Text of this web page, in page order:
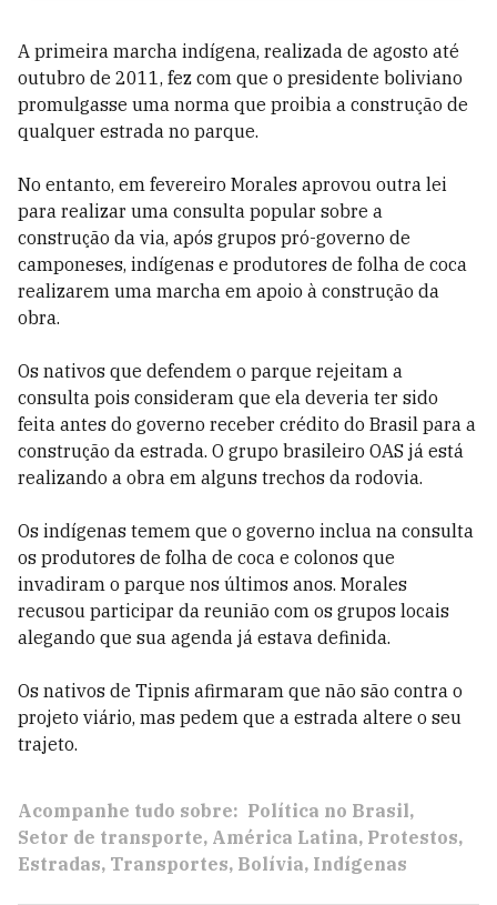
A primeira marcha indígena, realizada de agosto até
outubro de 2011, fez com que o presidente boliviano
promulgasse uma norma que proibia a construção de
qualquer estrada no parque.
No entanto, em fevereiro Morales aprovou outra lei
para realizar uma consulta popular sobre a
construção da via, após grupos pró-governo de
camponeses, indígenas e produtores de folha de coca
realizarem uma marcha em apoio à construção da
obra.
Os nativos que defendem o parque rejeitam a
consulta pois consideram que ela deveria ter sido
feita antes do governo receber crédito do Brasil para a
construção da estrada. O grupo brasileiro OAS já está
realizando a obra em alguns trechos da rodovia.
Os indígenas temem que o governo inclua na consulta
os produtores de folha de coca e colonos que
invadiram o parque nos últimos anos. Morales
recusou participar da reunião com os grupos locais
alegando que sua agenda já estava definida.
Os nativos de Tipnis afirmaram que não são contra o
projeto viário, mas pedem que a estrada altere o seu
trajeto.
Acompanhe tudo sobre: Política no Brasil
Setor de transporte América Latina Protestos
Estradas Transportes Bolívia Indígenas